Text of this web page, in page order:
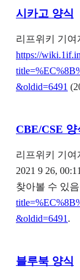
시카고 양식
리프위키 기여
https://
&oldid=6491
CBE/CSE 양
리프위키 기여
2021 9 26,
찾아볼 수 있
&oldid=6491 .
블루북 양식